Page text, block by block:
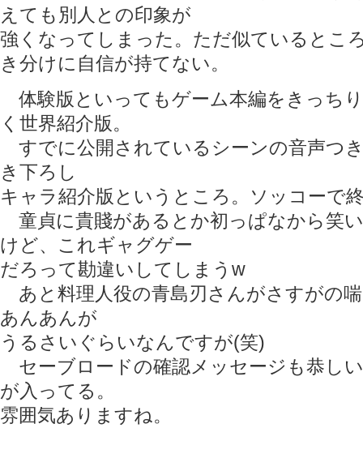
えても別人との印象が
強くなってしまった。ただ似ているとこ
き分けに自信が持てない。
体験版といってもゲーム本編をきっち
く世界紹介版。
すでに公開されているシーンの音声つ
き下ろし
キャラ紹介版というところ。ソッコーで
童貞に貴賤があるとか初っぱなから笑
けど、これギャグゲー
だろって勘違いしてしまうw
あと料理人役の青島刃さんがさすがの
あんあんが
うるさいぐらいなんですが(笑)
セーブロードの確認メッセージも恭し
が入ってる。
雰囲気ありますね。